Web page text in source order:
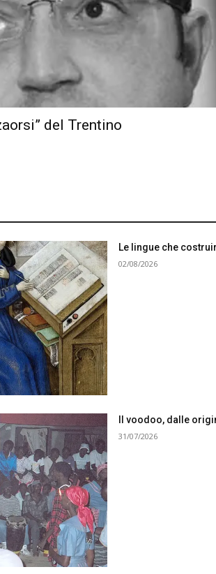
del Trentino
Le lingue che
02/08/2026
Il voodoo, dalle
31/07/2026